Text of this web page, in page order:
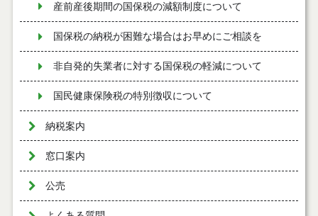
産前産後期間の国保税の減額制度について
国保税の納税が困難な場合はお早めにご相談を
非自発的失業者に対する国保税の軽減について
国民健康保険税の特別徴収について
納税案内
窓口案内
公売